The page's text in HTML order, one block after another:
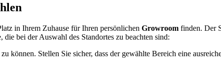
in Ihrem Zuhause für Ihren persönlichen Growroom finden. Der
bei der Auswahl des Standortes zu beachten sind:
Stellen Sie sicher, dass der gewählte Bereich eine